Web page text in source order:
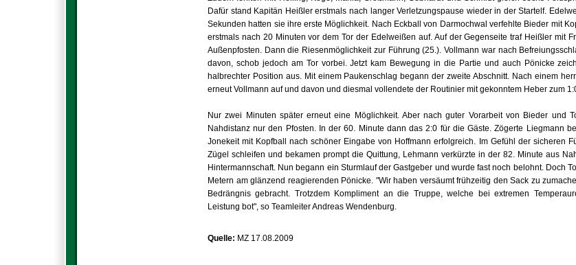
Dafür stand Kapitän Heißler erstmals nach langer Verletzungspause wieder in der Startelf.
Sekunden hatten sie ihre erste Möglichkeit. Nach Eckball von Darmochwal verfehlte Bieder mit
erstmals nach 20 Minuten vor dem Tor der Edelweißen auf. Auf der Gegenseite traf Heißler mit
Außenpfosten. Dann die Riesenmöglichkeit zur Führung (25.). Vollmann war nach
davon, schob jedoch am Tor vorbei. Jetzt kam Bewegung in die Partie und auch Pönicke
halbrechter Position aus. Mit einem Paukenschlag begann der zweite Abschnitt. Nach einem
erneut Vollmann auf und davon und diesmal vollendete der Routinier mit gekonntem Heber zum
Nur zwei Minuten später erneut eine Möglichkeit. Aber nach guter Vorarbeit von Bieder und
Nahdistanz nur den Pfosten. In der 60. Minute dann das 2:0 für die Gäste. Zögerte Liegmann
Jonekeit mit Kopfball nach schöner Eingabe von Hoffmann erfolgreich. Im Gefühl der sicheren
Zügel schleifen und bekamen prompt die Quittung, Lehmann verkürzte in der 82. Minute aus
Hintermannschaft. Nun begann ein Sturmlauf der Gastgeber und wurde fast noch belohnt. Doch
Metern am glänzend reagierenden Pönicke. "Wir haben versäumt frühzeitig den Sack zu
Bedrängnis gebracht. Trotzdem Kompliment an die Truppe, welche bei extremen
Leistung bot", so Teamleiter Andreas Wendenburg.
Quelle: MZ 17.08.2009